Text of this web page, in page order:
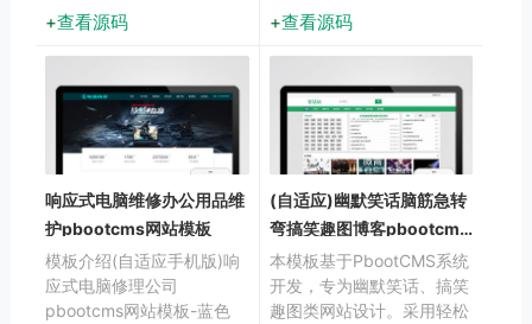
政园林、景观工程、绿化养
护等企业使用。采用双端适
配技术
查看源码
式手机版，适配多种终端设
备。内容架构针对游戏行业
特点优化，支持游戏资讯、
评测、攻略等内容类型的发
布与管理。
查看源码
响应式电脑维修办公用品维
护pbootcms网站模板
模板介绍(自适应手机版)响
应式电脑修理公司
pbootcms网站模板-蓝色
(自适应)幽默笑话脑筋急转
弯搞笑趣图博客pbootcms
模板下载
本模板基于PbootCMS系统
开发，专为幽默笑话、搞笑
趣图类网站设计。采用轻松